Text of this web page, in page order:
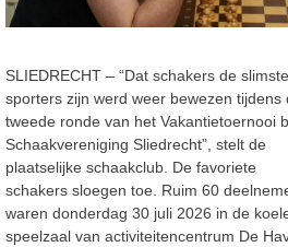
SLIEDRECHT – “Dat schakers de slimste
sporters zijn werd weer bewezen tijdens
tweede ronde van het Vakantietoernooi
Schaakvereniging Sliedrecht”, stelt de
plaatselijke schaakclub. De favoriete
schakers sloegen toe. Ruim 60
waren donderdag 30 juli 2026 in de
speelzaal van activiteitencentrum De